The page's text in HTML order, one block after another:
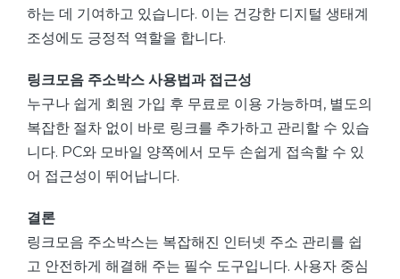
하는 데 기여하고 있습니다. 이는 건강한 디지털 생태계
조성에도 긍정적 역할을 합니다.
링크모음 주소박스 사용법과 접근성
누구나 쉽게 회원 가입 후 무료로 이용 가능하며, 별도의
복잡한 절차 없이 바로 링크를 추가하고 관리할 수 있습
니다. PC와 모바일 양쪽에서 모두 손쉽게 접속할 수 있
어 접근성이 뛰어납니다.
결론
링크모음 주소박스는 복잡해진 인터넷 주소 관리를 쉽
고 안전하게 해결해 주는 필수 도구입니다. 사용자 중심